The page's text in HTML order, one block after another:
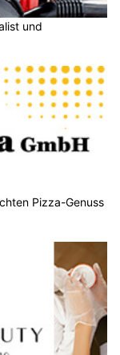
und
Pizza-Genuss